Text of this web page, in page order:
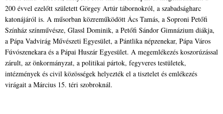
200 évvel ezelőtt született Görgey Artúr tábornokról, a szabadságharc
katonájáról is. A műsorban közreműködött Ács Tamás, a Soproni Petőfi
Színház színművésze, Glassl Dominik, a Petőfi Sándor Gimnázium diákja,
a Pápa Vadvirág Művészeti Egyesület, a Pántlika népzenekar, Pápa Város
Fúvószenekara és a Pápai Huszár Egyesület. A megemlékezés koszorúzással
zárult, az önkormányzat, a politikai pártok, fegyveres testületek,
intézmények és civil közösségek helyezték el a tisztelet és emlékezés
virágait a Március 15. téri szobroknál.